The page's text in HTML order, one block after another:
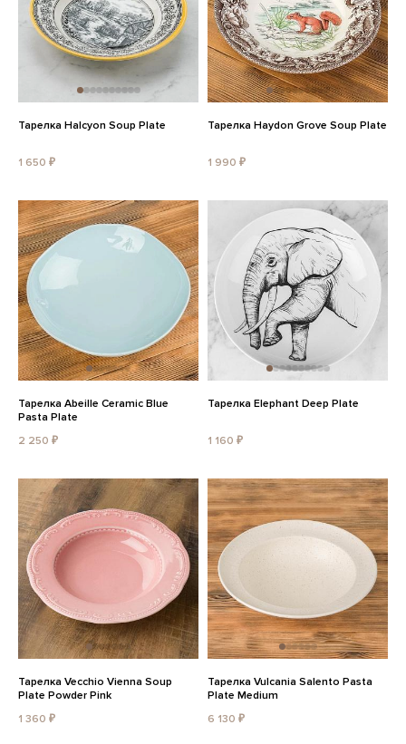
Тарелка Halcyon Soup Plate
1 650 ₽
Тарелка Haydon Grove Soup Plate
1 990 ₽
Тарелка Abeille Ceramic Blue
Pasta Plate
2 250 ₽
Тарелка Elephant Deep Plate
1 160 ₽
Тарелка Vecchio Vienna Soup
Plate Powder Pink
1 360 ₽
Тарелка Vulcania Salento Pasta
Plate Medium
6 130 ₽